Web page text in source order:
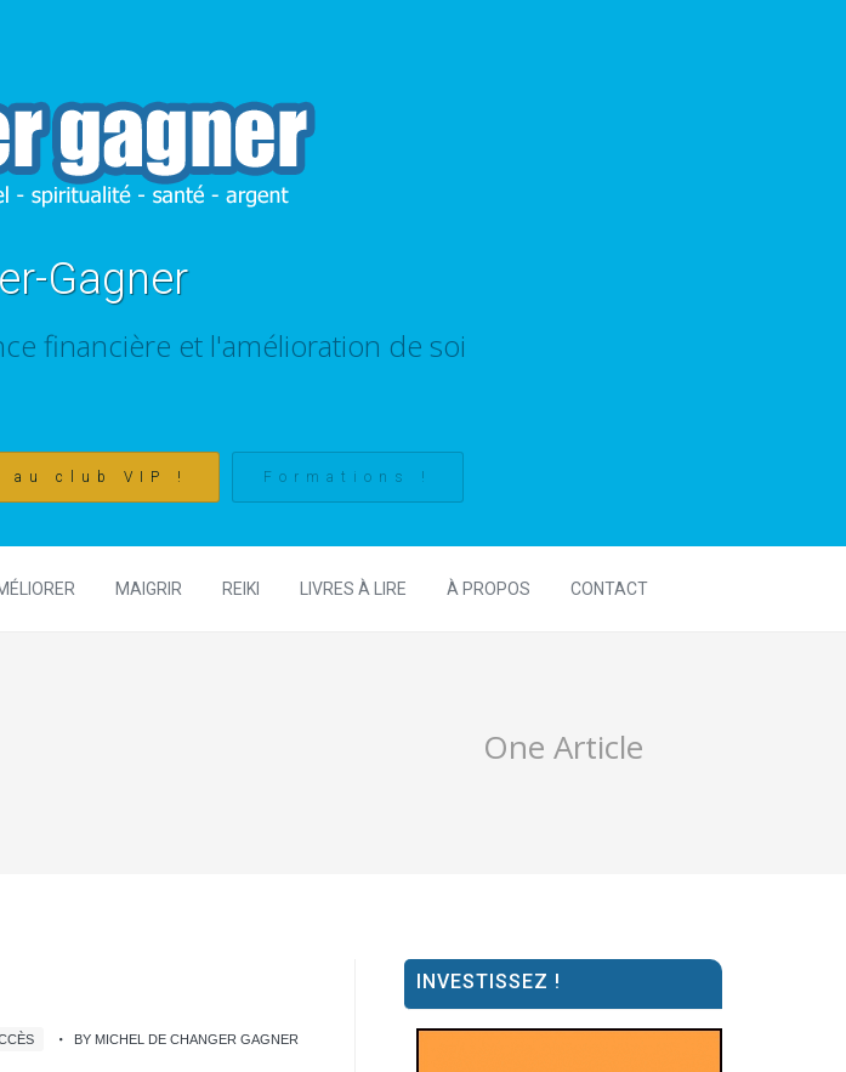
Gagner
financière et l'amélioration de soi
au club VIP ! Formations !
MAIGRIR REIKI LIVRES À LIRE À PROPOS CONTACT
One Article
BY MICHEL DE CHANGER GAGNER
INVESTISSEZ !